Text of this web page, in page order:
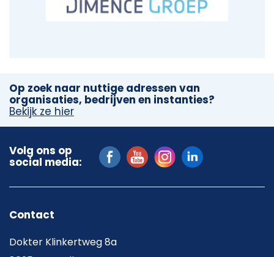
Op zoek naar nuttige adressen van
organisaties, bedrijven en instanties?
Bekijk ze hier
Volg ons op
social media:
Contact
Dokter Klinkertweg 8a